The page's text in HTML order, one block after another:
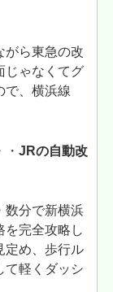
がら東急の改
じゃなくてグ
で、横浜線
・JRの自動改
数分で新横浜
を完全攻略し
定め、歩行ル
て軽くダッシ